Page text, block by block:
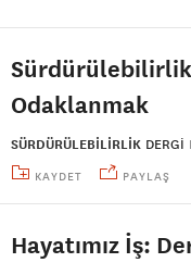
Odaklanmak
SÜRDÜRÜLEBİLİRLİK DERGI
KAYDET PAYLAŞ
Hayatımız İş: